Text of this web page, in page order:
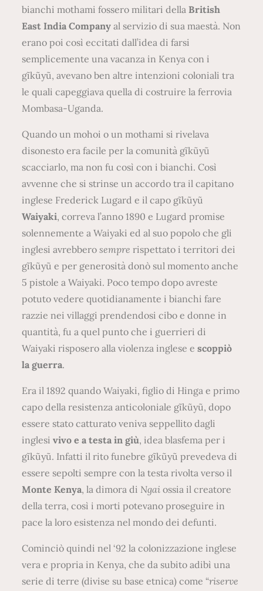
bianchi mothami fossero militari dellaBritish
East India Company al servizio di sua maestà. Non
erano poi così eccitati dall’idea di farsi
semplicemente una vacanza in Kenya con i
gĩkũyũ, avevano ben altre intenzioni coloniali tra
le quali capeggiava quella di costruire la ferrovia
Mombasa-Uganda.
Quando un mohoi o un mothami si rivelava
disonesto era facile per la comunità gĩkũyũ
scacciarlo, ma non fu così con i bianchi. Così
avvenne che si strinse un accordo tra il capitano
inglese Frederick Lugard e il capo gĩkũyũ
Waiyaki, correva l’anno 1890 e Lugard promise
solennemente a Waiyaki ed al suo popolo che gli
inglesi avrebberosempre rispettato i territori dei
gĩkũyũ e per generosità donò sul momento anche
5 pistole a Waiyaki. Poco tempo dopo avreste
potuto vedere quotidianamente i bianchi fare
razzie nei villaggi prendendosi cibo e donne in
quantità, fu a quel punto che i guerrieri di
Waiyaki risposero alla violenza inglese escoppiò
la guerra.
Era il 1892 quando Waiyaki, figlio di Hinga e primo
capo della resistenza anticoloniale gĩkũyũ, dopo
essere stato catturato veniva seppellito dagli
inglesivivo e a testa in giù, idea blasfema per i
gĩkũyũ. Infatti il rito funebre gĩkũyũ prevedeva di
essere sepolti sempre con la testa rivolta verso il
Monte Kenya, la dimora di Ngai ossia il creatore
della terra, così i morti potevano proseguire in
pace la loro esistenza nel mondo dei defunti.
Cominciò quindi nel ‘92 la colonizzazione inglese
vera e propria in Kenya, che da subito adibì una
serie di terre (divise su base etnica) come “riserve